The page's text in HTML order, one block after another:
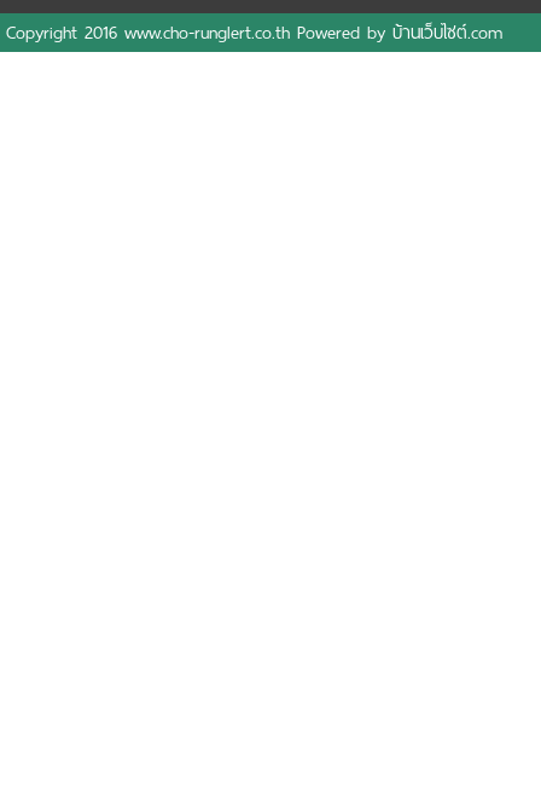
Copyright 2016 www.cho-runglert.co.th Powered by บ้านเว็บไซต์.com